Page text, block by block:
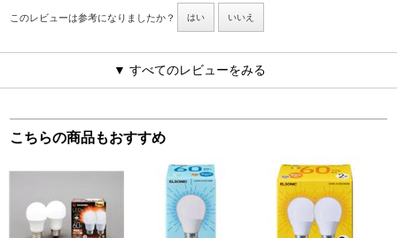
このレビューは参考になりましたか？ はい いいえ
▼ すべてのレビューをみる
こちらの商品もおすすめ